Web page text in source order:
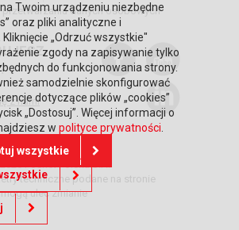
przetwarzaniu danych osobowych
z nami
Posnet Polska S.A.
techniczne podane na stronie
ulec zmianie
Twoim urządzeniu niezbędne
oraz pliki analityczne i
„Odrzuć wszystkie"
zgody na zapisywanie tylko
do funkcjonowania strony.
samodzielnie skonfigurować
dotyczące plików „cookies”
„Dostosuj”. Więcej informacji o
w polityce prywatności
wszystkie